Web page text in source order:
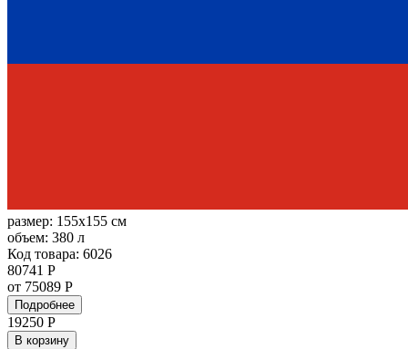
размер: 155x155 см
объем: 380 л
Код товара: 6026
80741 Р
от 75089 Р
Подробнее
19250 Р
В корзину